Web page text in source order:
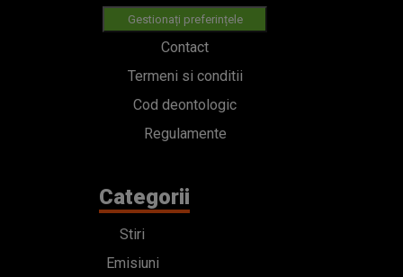
Gestionați preferințele
Contact
Termeni si conditii
Cod deontologic
Regulamente
Categorii
Stiri
Emisiuni